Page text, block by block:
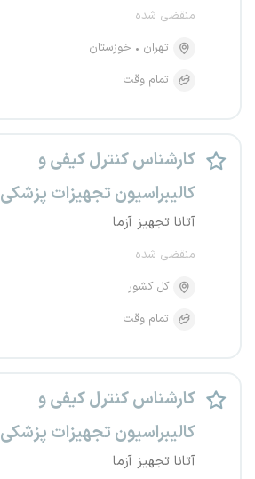
منقضی شده
تهران
خوزستان
تمام وقت
کارشناس کنترل کیفی و
کالیبراسیون تجهیزات پزشکی
آتانا تجهیز آزما
منقضی شده
کل کشور
تمام وقت
کارشناس کنترل کیفی و
کالیبراسیون تجهیزات پزشکی
آتانا تجهیز آزما